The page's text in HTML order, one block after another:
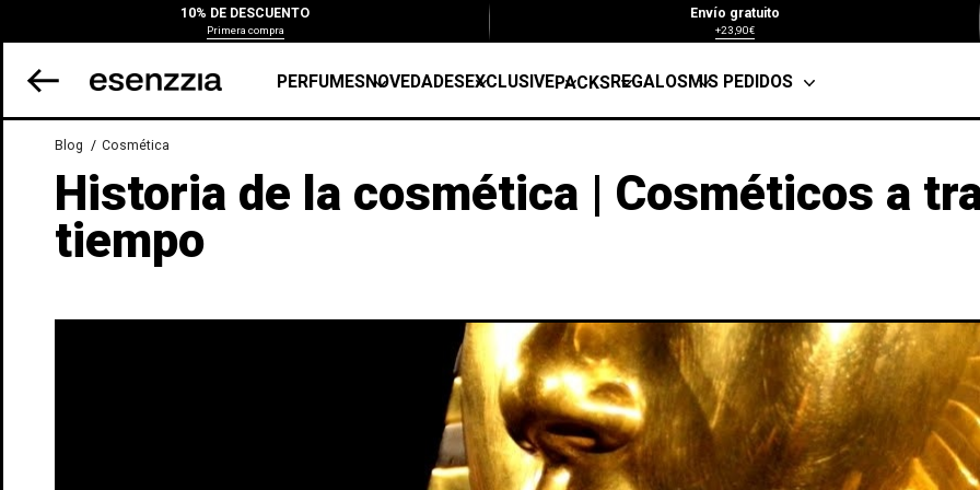
10% DE DESCUENTO
Primera compra
Envío gratuito
+23,90€
PERFUMESNOVEDADESEXCLUSIVEPACKSREGALOSMIS PEDIDOS
Blog Cosmética
Historia de la cosmética | Cosméticos a
tiempo